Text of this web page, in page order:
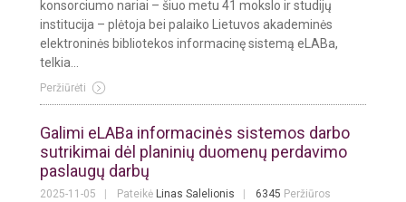
konsorciumo nariai – šiuo metu 41 mokslo ir studijų
institucija – plėtoja bei palaiko Lietuvos akademinės
elektroninės bibliotekos informacinę sistemą eLABa,
telkia...
Peržiūrėti
Galimi eLABa informacinės sistemos darbo
sutrikimai dėl planinių duomenų perdavimo
paslaugų darbų
2025-11-05 Pateikė Linas Salelionis 6345 Peržiūros